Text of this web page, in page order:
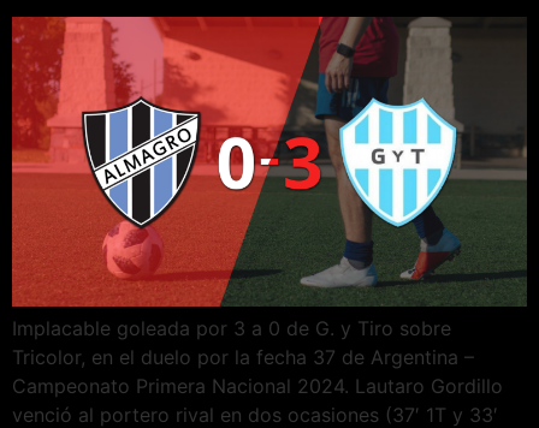
Implacable goleada por 3 a 0 de G. y Tiro sobre
Tricolor, en el duelo por la fecha 37 de Argentina –
Campeonato Primera Nacional 2024. Lautaro Gordillo
venció al portero rival en dos ocasiones (37′ 1T y 33′